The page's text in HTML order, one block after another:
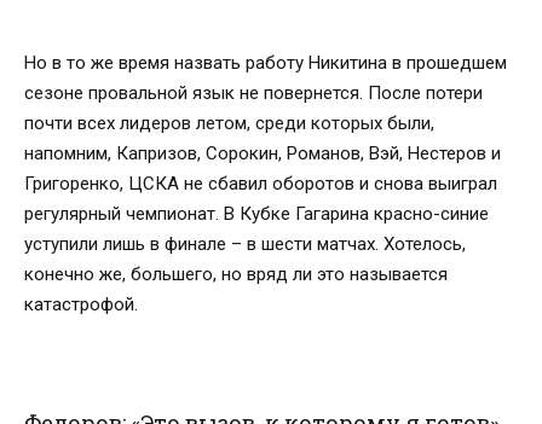
Но в то же время назвать работу Никитина в прошедшем
сезоне провальной язык не повернется. После потери
почти всех лидеров летом, среди которых были,
напомним, Капризов, Сорокин, Романов, Вэй, Нестеров и
Григоренко, ЦСКА не сбавил оборотов и снова выиграл
регулярный чемпионат. В Кубке Гагарина красно-синие
уступили лишь в финале – в шести матчах. Хотелось,
конечно же, большего, но вряд ли это называется
катастрофой.